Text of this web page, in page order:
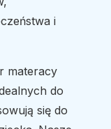
i
materacy
do
się do